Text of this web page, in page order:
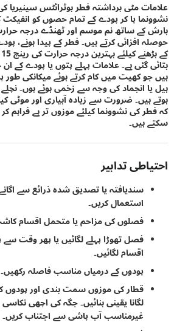
مٹی برداشتہ فطر بوٹرائٹس سینیریا کی
پا کر پودے کے تمام حصوں کو انفیکٹ کر
کے ساتھ نم موسم اور ٹھنڈے درجہ حرارت
افزائی کرتے ہیں۔ فطر کے پیدا ہونے، پودے پر
گئی ہے۔ علامات پہلے پتوں یا پودے کے ان
کھیت میں کام کرتے ہوئے میکانکی طور پر زخمی
انجماد کی وجہ سے زخمی ہوئے ہوں۔ نچلے پتے
ضرورت سے زیادہ آبیاری اور موٹی کینوپی
کی نشوونما کیلئے موزوں تر ہے فراہم کر کہ
ہیں۔
تدابیر
سندیافتہ یا تصدیق شدہ ذرائع سے اگانے
استعمال کریں۔
فصلوں کی مزاحم یا متحمل اقسام کاشت
فصل تھوڑا پہلے لگائیں یا پھر وقت سے پہلے
اقسام لگائیں۔
پودوں کے درمیاں مناسب فاصلہ رکھیں۔
قطار کی موزوں سمت بندی اور پودوں کو
لگانا یقینی بنائیں۔ جگہ کی اچھی نکاسی یقینی
غیرمناسب آب پاشی سے اجتناب کریں۔